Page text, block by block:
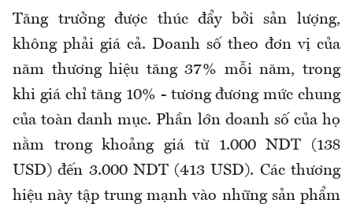
Tăng trưởng được thúc đẩy bởi sản lượng,
không phải giá cả. Doanh số theo đơn vị của
năm thương hiệu tăng 37% mỗi năm, trong
khi giá chỉ tăng 10% - tương đương mức chung
của toàn danh mục. Phần lớn doanh số của họ
nằm trong khoảng giá từ 1.000 NDT (138
USD) đến 3.000 NDT (413 USD). Các thương
hiệu này tập trung mạnh vào những sản phẩm